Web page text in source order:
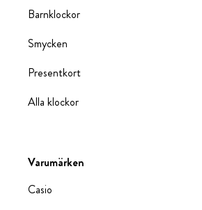
Barnklockor
Smycken
Presentkort
Alla klockor
Varumärken
Casio